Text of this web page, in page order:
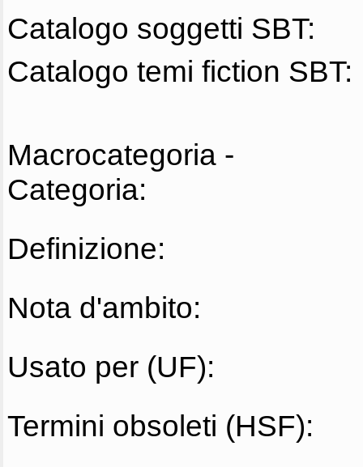
Catalogo soggetti SBT:
Catalogo temi fiction SBT:
Macrocategoria -
Categoria:
Definizione:
Nota d'ambito:
Usato per (UF):
Termini obsoleti (HSF):